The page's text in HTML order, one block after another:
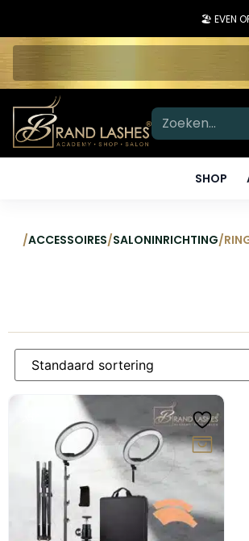
🏖️ EVEN
SHOP
/ACCESSOIRES/SALONINRICHTING/